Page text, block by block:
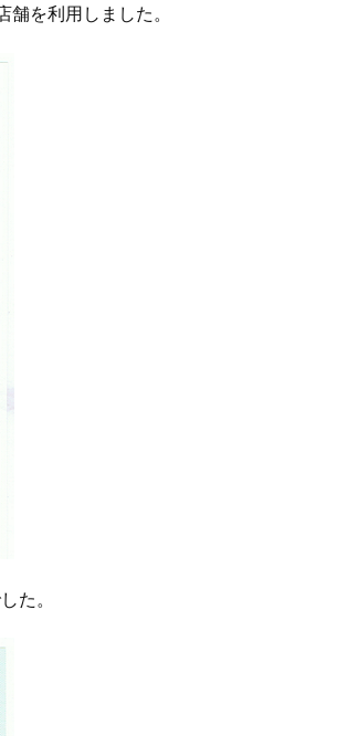
舗を利用しました。
た。